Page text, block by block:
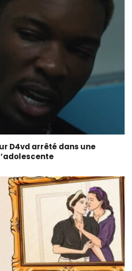
D4vd arrêté dans une